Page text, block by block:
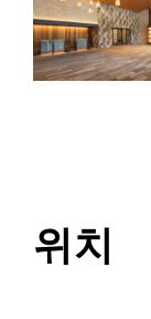
위치